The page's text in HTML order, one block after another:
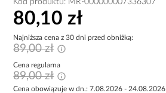
Kod produktu: MR-000000007336307
80,10 zł
Najniższa cena z 30 dni przed obniżką:
89,00 zł
Cena regularna
89,00 zł
Cena obowiązuje w dn.: 7.08.2026 - 24.08.2026